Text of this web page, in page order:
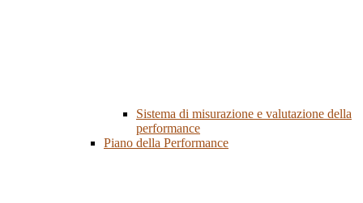
Sistema di misurazione e valutazione della
performance
Piano della Performance